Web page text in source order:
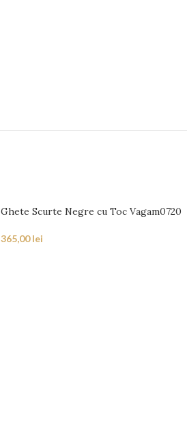
Ghete Scurte Negre cu Toc Vagam0720
365,00lei